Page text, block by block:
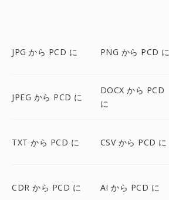
JPG から PCD に PNG から PCD に
JPEG から PCD に
DOCX から PCD
に
TXT から PCD に CSV から PCD に
CDR から PCD に AI から PCD に